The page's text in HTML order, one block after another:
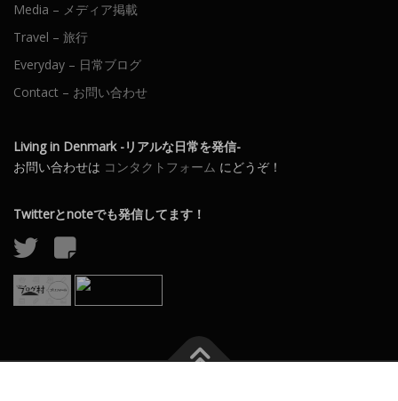
Media – メディア掲載
Travel – 旅行
Everyday – 日常ブログ
Contact – お問い合わせ
Living in Denmark -リアルな日常を発信-
お問い合わせは コンタクトフォーム にどうぞ！
Twitterとnoteでも発信してます！